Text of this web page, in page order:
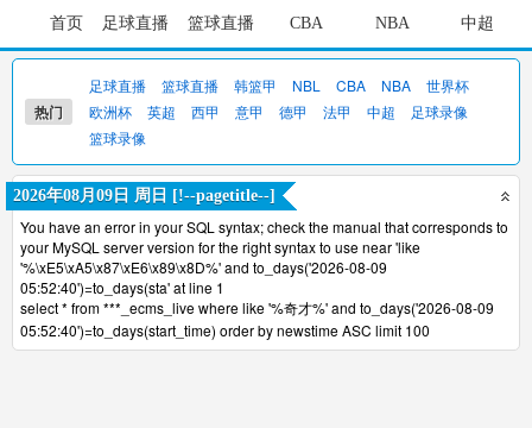
首页 足球直播 篮球直播 CBA NBA 中超
热门
足球直播 篮球直播 韩篮甲 NBL CBA NBA
世界杯
欧洲杯
英超 西甲 意甲 德甲 法甲 中超
足球录像
篮球录像
2026年08月09日 周日 [!--pagetitle--]
You have an error in your SQL syntax; check the manual that corresponds to
your MySQL server version for the right syntax to use near 'like
'%\xE5\xA5\x87\xE6\x89\x8D%' and to_days('2026-08-09
05:52:40')=to_days(sta' at line 1
select * from ***_ecms_live where like '%奇才%' and to_days('2026-08-09
05:52:40')=to_days(start_time) order by newstime ASC limit 100